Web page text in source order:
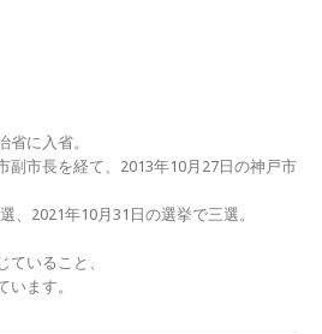
省に入省。
副市長を経て、2013年10月27日の神戸市
、2021年10月31日の選挙で三選。
いること、
います。